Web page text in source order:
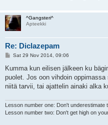
^Gangsteri^
Apteekki
Re: Diclazepam
P
s
Sat 29 Nov 2014, 09:06
Kumma kun eilisen jälkeen ku
puolet. Jos oon vihdoin
niitä tarvii, tai ajattelin ainaki alka
Lesson number one: Don't underestimate
Lesson number two: Don't get high on